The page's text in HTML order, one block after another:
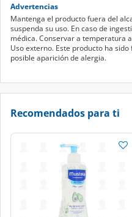
Advertencias
Mantenga el producto fuera del
suspenda su uso. En caso de
médica. Conservar a temperatura
Uso externo. Este producto ha
posible aparición de alergia.
Recomendados para ti